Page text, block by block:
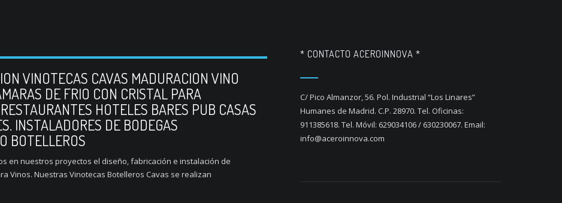
VINOTECAS CAVAS MADURACION VINO
DE FRIO CON CRISTAL PARA
HOTELES BARES PUB CASAS
INSTALADORES DE BODEGAS
BOTELLEROS
en nuestros proyectos el diseño, fabricación e instalación de
Vinos. Nuestras Vinotecas Botelleros Cavas se realizan
* CONTACTO ACEROINNOVA *
C/ Pico Almanzor, 56. Pol. Industrial “Los Linares”
Humanes de Madrid. C.P. 28970. Tel. Oficinas:
911385618. Tel. Móvil: 629034106 / 630230067. Email:
info@aceroinnova.com